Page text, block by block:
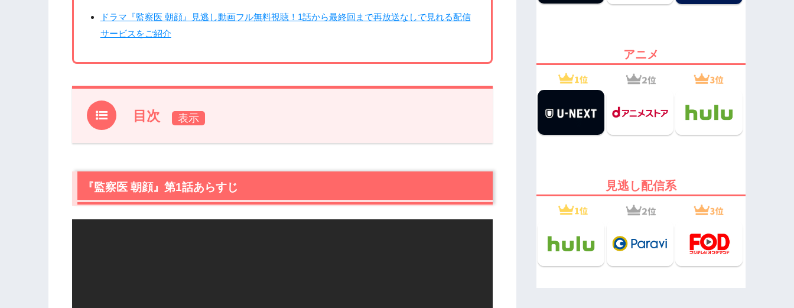
ドラマ『監察医 朝顔』見逃し動画フル無料視聴！1話から最終回まで再放送なしで見れる配信
サービスをご紹介
目次
1.『監察医 朝顔』第1話あらすじ
2.1朝顔（上野樹里）と平（時任三郎）
2.2朝顔（上野樹里）による解剖で分かったこと
2.3お母さんの死の真実
『監察医 朝顔』第1話あらすじ
アニメ
見逃し配信系